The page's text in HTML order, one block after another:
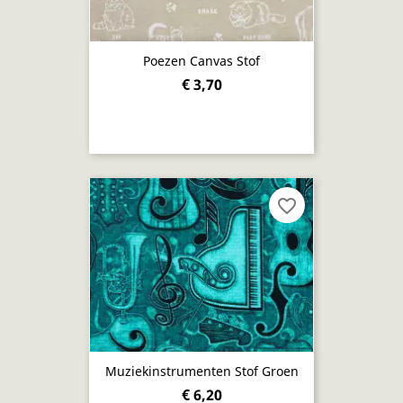
Poezen Canvas Stof
€ 3,70
Muziekinstrumenten Stof Groen
€ 6,20
favorite_border